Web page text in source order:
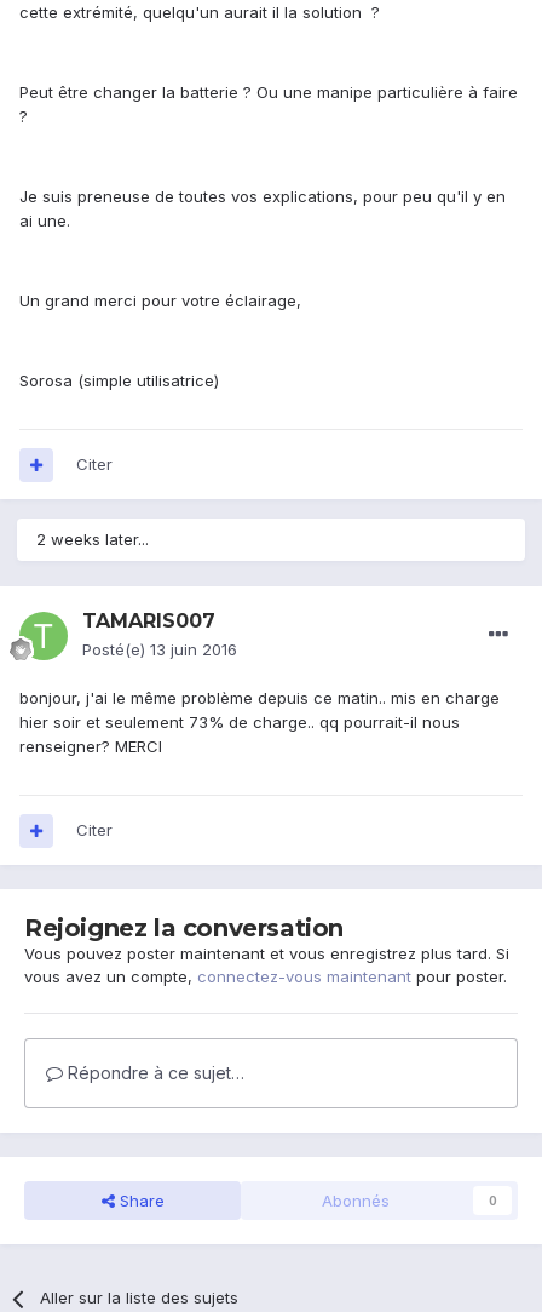
cette extrémité, quelqu'un aurait il la solution ?
Peut être changer la batterie ? Ou une manipe particulière à faire
?
Je suis preneuse de toutes vos explications, pour peu qu'il y en
ai une.
Un grand merci pour votre éclairage,
Sorosa (simple utilisatrice)
Citer
2 weeks later...
TAMARIS007
Posté(e) 13 juin 2016
bonjour, j'ai le même problème depuis ce matin.. mis en charge
hier soir et seulement 73% de charge.. qq pourrait-il nous
renseigner? MERCI
Citer
Rejoignez la conversation
Vous pouvez poster maintenant et vous enregistrez plus tard. Si
vous avez un compte, connectez-vous maintenant pour poster.
Répondre à ce sujet…
Share Abonnés 0
Aller sur la liste des sujets